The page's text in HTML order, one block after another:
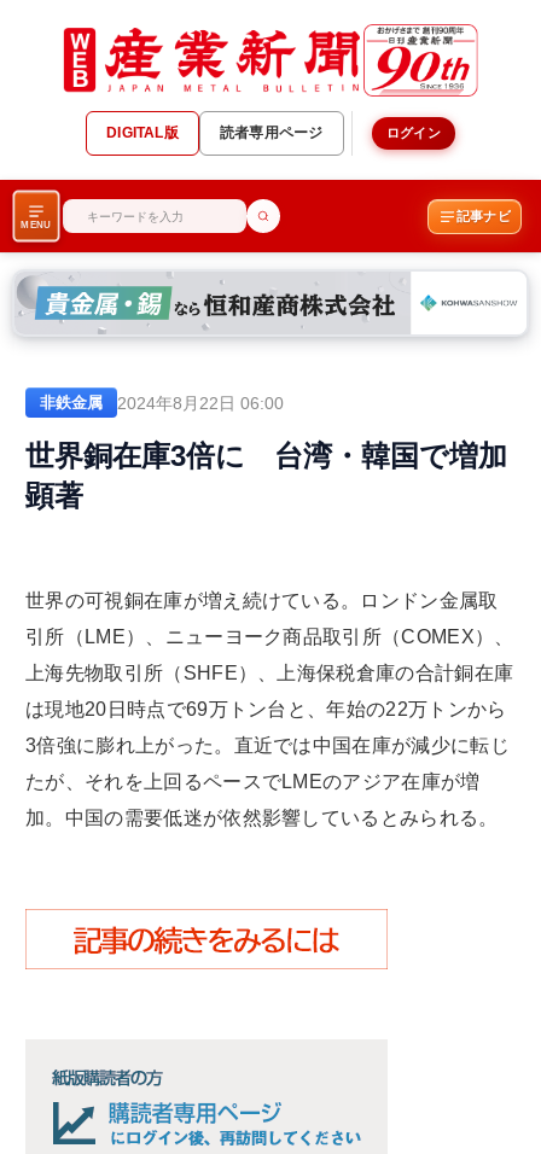
DIGITAL版 読者専用ページ ログイン
MENU
記事ナビ
非鉄金属 2024年8月22日 06:00
世界銅在庫3倍に 台湾・韓国で増加
顕著
世界の可視銅在庫が増え続けている。ロンドン金属取
引所（LME）、ニューヨーク商品取引所（COMEX）、
上海先物取引所（SHFE）、上海保税倉庫の合計銅在庫
は現地20日時点で69万トン台と、年始の22万トンから
3倍強に膨れ上がった。直近では中国在庫が減少に転じ
たが、それを上回るペースでLMEのアジア在庫が増
加。中国の需要低迷が依然影響しているとみられる。